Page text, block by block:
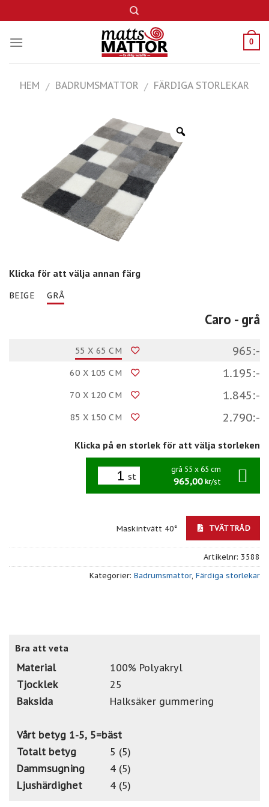
to
content
0
HEM / BADRUMSMATTOR / FÄRDIGA STORLEKAR
Klicka för att välja annan färg
BEIGE GRÅ
Caro - grå
55 X 65 CM 965:-
60 X 105 CM 1.195:-
70 X 120 CM 1.845:-
85 X 150 CM 2.790:-
Klicka på en storlek för att välja storleken
st
grå 55 x 65 cm
965,00 kr/st
Maskintvätt 40° TVÄTTRÅD
Artikelnr: 3588
Kategorier: Badrumsmattor, Färdiga storlekar
Bra att veta
Material
100% Polyakryl
Tjocklek
25
Baksida
Halksäker gummering
Vårt betyg 1-5, 5=bäst
Totalt betyg
5 (5)
Dammsugning
4 (5)
Ljushärdighet
4 (5)